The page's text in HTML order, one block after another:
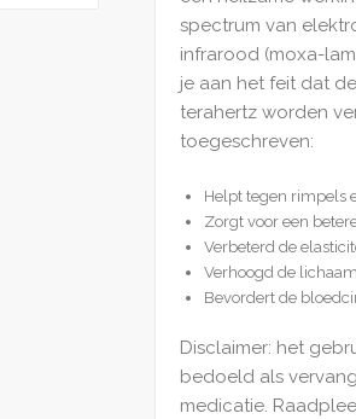
spectrum van
infrarood (moxa-
je aan het feit dat
terahertz worden
toegeschreven:
Helpt tegen rimpels
Zorgt voor een
Verbeterd de
Verhoogd de
Bevordert de
Disclaimer: het
bedoeld als
medicatie.